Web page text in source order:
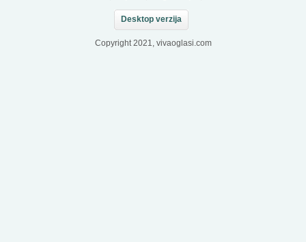
Desktop verzija
Copyright 2021, vivaoglasi.com